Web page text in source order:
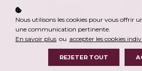
Nous utilisons les cookies pour vous offrir
une communication pertinente.
En savoir plus ou accepter les cookies
REJETER TOUT